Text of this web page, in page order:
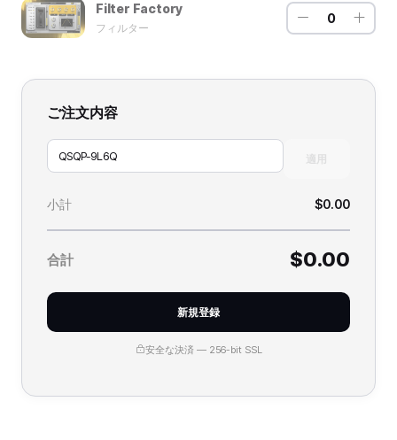
Filter Factory
フィルター
0
ご注文内容
適用
小計 $0.00
合計 $0.00
新規登録
安全な決済 — 256-bit SSL